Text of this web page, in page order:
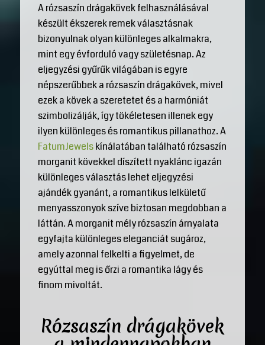
A rózsaszín drágakövek felhasználásával
készült ékszerek remek választásnak
bizonyulnak olyan különleges alkalmakra,
mint egy évforduló vagy születésnap. Az
eljegyzési gyűrűk világában is egyre
népszerűbbek a rózsaszín drágakövek, mivel
ezek a kövek a szeretetet és a harmóniát
szimbolizálják, így tökéletesen illenek egy
ilyen különleges és romantikus pillanathoz. A
FatumJewelskínálatában található rózsaszín
morganit kövekkel díszített nyaklánc igazán
különleges választás lehet eljegyzési
ajándék gyanánt, a romantikus lelkületű
menyasszonyok szíve biztosan megdobban a
láttán. A morganit mély rózsaszín árnyalata
egyfajta különleges eleganciát sugároz,
amely azonnal felkelti a figyelmet, de
egyúttal meg is őrzi a romantika lágy és
finom mivoltát.
Rózsaszín drágakövek